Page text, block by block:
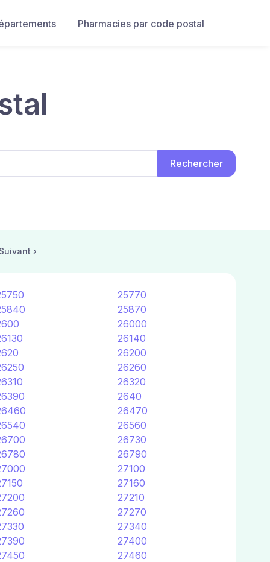
Pharmacies par code postal
Suivant ›
25770
25870
26000
26140
26200
26260
26320
2640
26470
26560
26730
26790
27100
27160
27210
27270
27340
27400
27460